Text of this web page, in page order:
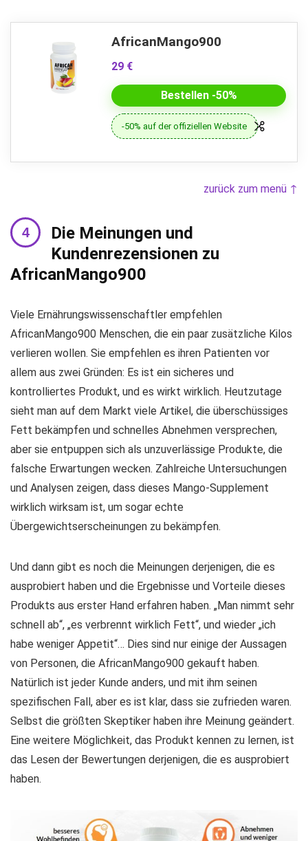
AfricanMango900
29 €
Bestellen -50%
-50% auf der offiziellen Website
zurück zum menü ↑
Die Meinungen und
Kundenrezensionen zu
AfricanMango900
Viele Ernährungswissenschaftler empfehlen
AfricanMango900 Menschen, die ein paar zusätzliche Kilos
verlieren wollen. Sie empfehlen es ihren Patienten vor
allem aus zwei Gründen: Es ist ein sicheres und
kontrolliertes Produkt, und es wirkt wirklich. Heutzutage
sieht man auf dem Markt viele Artikel, die überschüssiges
Fett bekämpfen und schnelles Abnehmen versprechen,
aber sie entpuppen sich als unzuverlässige Produkte, die
falsche Erwartungen wecken. Zahlreiche Untersuchungen
und Analysen zeigen, dass dieses Mango-Supplement
wirklich wirksam ist, um sogar echte
Übergewichtserscheinungen zu bekämpfen.
Und dann gibt es noch die Meinungen derjenigen, die es
ausprobiert haben und die Ergebnisse und Vorteile dieses
Produkts aus erster Hand erfahren haben. „Man nimmt sehr
schnell ab“, „es verbrennt wirklich Fett“, und wieder „ich
habe weniger Appetit“… Dies sind nur einige der Aussagen
von Personen, die AfricanMango900 gekauft haben.
Natürlich ist jeder Kunde anders, und mit ihm seinen
spezifischen Fall, aber es ist klar, dass sie zufrieden waren.
Selbst die größten Skeptiker haben ihre Meinung geändert.
Eine weitere Möglichkeit, das Produkt kennen zu lernen, ist
das Lesen der Bewertungen derjenigen, die es ausprobiert
haben.